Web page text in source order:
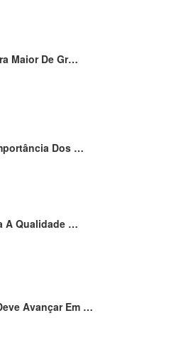
Maior De Gr…
Dos …
A Qualidade …
Avançar Em …